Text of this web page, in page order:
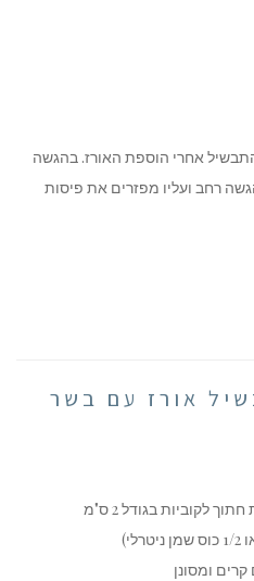
אחרי הוספת האורז. בהגשה
רחב ועליו מפזרים את פיסות
אורז עם בשר